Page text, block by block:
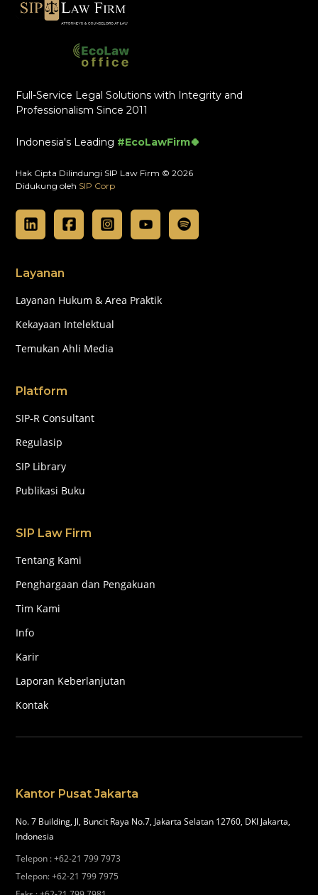
Full-Service Legal Solutions with Integrity and
Professionalism Since 2011
Indonesia's Leading #EcoLawFirm🍀
Hak Cipta Dilindungi SIP Law Firm © 2026
Didukung oleh SIP Corp
Layanan
Layanan Hukum & Area Praktik
Kekayaan Intelektual
Temukan Ahli Media
Platform
SIP-R Consultant
Regulasip
SIP Library
Publikasi Buku
SIP Law Firm
Tentang Kami
Penghargaan dan Pengakuan
Tim Kami
Info
Karir
Laporan Keberlanjutan
Kontak
Kantor Pusat Jakarta
No. 7 Building, Jl, Buncit Raya No.7, Jakarta Selatan 12760, DKI Jakarta,
Indonesia
Telepon :+62-21 799 7973
Telepon:+62-21 799 7975